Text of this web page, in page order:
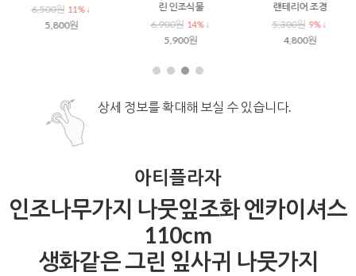
6,500원 11% ↓
5,800원
린 인조식물
6,900원 14% ↓
5,900원
랜테리어 조경
5,300원 9% ↓
4,800원
상세 정보를 확대해 보실 수 있습니다.
아티플라자
인조나무가지 나뭇잎조화 엔카이셔스
110cm
생화같은 그린 잎사귀 나뭇가지